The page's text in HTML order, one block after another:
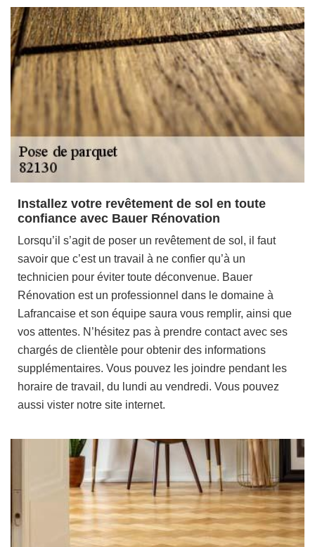
Installez votre revêtement de sol en toute
confiance avec Bauer Rénovation
Lorsqu’il s’agit de poser un revêtement de sol, il faut
savoir que c’est un travail à ne confier qu’à un
technicien pour éviter toute déconvenue. Bauer
Rénovation est un professionnel dans le domaine à
Lafrancaise et son équipe saura vous remplir, ainsi que
vos attentes. N’hésitez pas à prendre contact avec ses
chargés de clientèle pour obtenir des informations
supplémentaires. Vous pouvez les joindre pendant les
horaire de travail, du lundi au vendredi. Vous pouvez
aussi vister notre site internet.